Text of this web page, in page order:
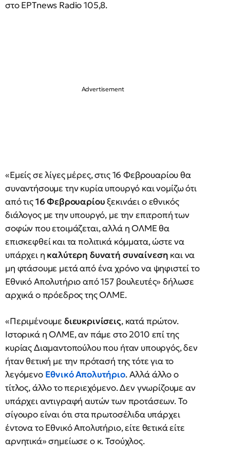
στο ΕΡΤnews Radio 105,8.
«Εμείς σε λίγες μέρες, στις 16 Φεβρουαρίου θα
συναντήσουμε την κυρία υπουργό και νομίζω ότι
από τις16 Φεβρουαρίουξεκινάει ο εθνικός
διάλογος με την υπουργό, με την επιτροπή των
σοφών που ετοιμάζεται, αλλά η ΟΛΜΕ θα
επισκεφθεί και τα πολιτικά κόμματα, ώστε να
υπάρχει η καλύτερη δυνατή συναίνεση και να
μη φτάσουμε μετά από ένα χρόνο να ψηφιστεί το
Εθνικό Απολυτήριο από 157 βουλευτές» δήλωσε
αρχικά ο πρόεδρος της ΟΛΜΕ.
«Περιμένουμε διευκρινίσεις, κατά πρώτον.
Ιστορικά η ΟΛΜΕ, αν πάμε στο 2010 επί της
κυρίας Διαμαντοπούλου που ήταν υπουργός, δεν
ήταν θετική με την πρότασή της τότε για το
λεγόμενο Εθνικό Απολυτήριο. Αλλά άλλο ο
τίτλος, άλλο το περιεχόμενο. Δεν γνωρίζουμε αν
υπάρχει αντιγραφή αυτών των προτάσεων. Το
σίγουρο είναι ότι στα πρωτοσέλιδα υπάρχει
έντονα το Εθνικό Απολυτήριο, είτε θετικά είτε
αρνητικά» σημείωσε ο κ. Τσούχλος.